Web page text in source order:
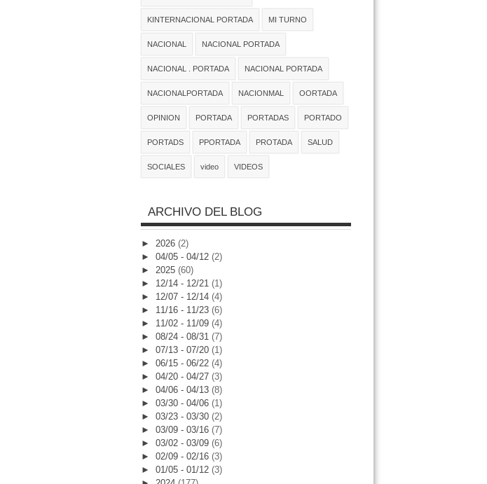
KINTERNACIONAL PORTADA MI TURNO
NACIONAL NACIONAL PORTADA
NACIONAL . PORTADA NACIONAL PORTADA
NACIONALPORTADA NACIONMAL OORTADA
OPINION PORTADA PORTADAS PORTADO
PORTADS PPORTADA PROTADA SALUD
SOCIALES video VIDEOS
ARCHIVO DEL BLOG
► 2026 (2)
► 04/05 - 04/12 (2)
► 2025 (60)
► 12/14 - 12/21 (1)
► 12/07 - 12/14 (4)
► 11/16 - 11/23 (6)
► 11/02 - 11/09 (4)
► 08/24 - 08/31 (7)
► 07/13 - 07/20 (1)
► 06/15 - 06/22 (4)
► 04/20 - 04/27 (3)
► 04/06 - 04/13 (8)
► 03/30 - 04/06 (1)
► 03/23 - 03/30 (2)
► 03/09 - 03/16 (7)
► 03/02 - 03/09 (6)
► 02/09 - 02/16 (3)
► 01/05 - 01/12 (3)